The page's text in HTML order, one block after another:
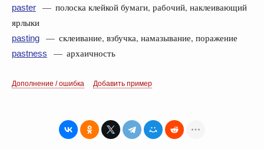
paster
— полоска клейкой бумаги, рабочий, наклеивающий
ярлыки
pasting — склеивание, взбучка, намазывание, поражение
pastness — архаичность
Дополнение / ошибка Добавить пример